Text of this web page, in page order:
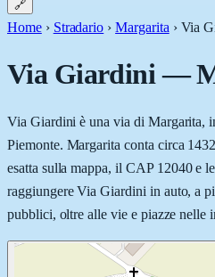
🔗
Home › Stradario › Margarita › Via
Via Giardini—
Via Giardini è una via di Margarita,
Piemonte. Margarita conta circa
esatta sulla mappa, il CAP 12040 e
raggiungere Via Giardini in auto, a
pubblici, oltre alle vie e piazze nelle